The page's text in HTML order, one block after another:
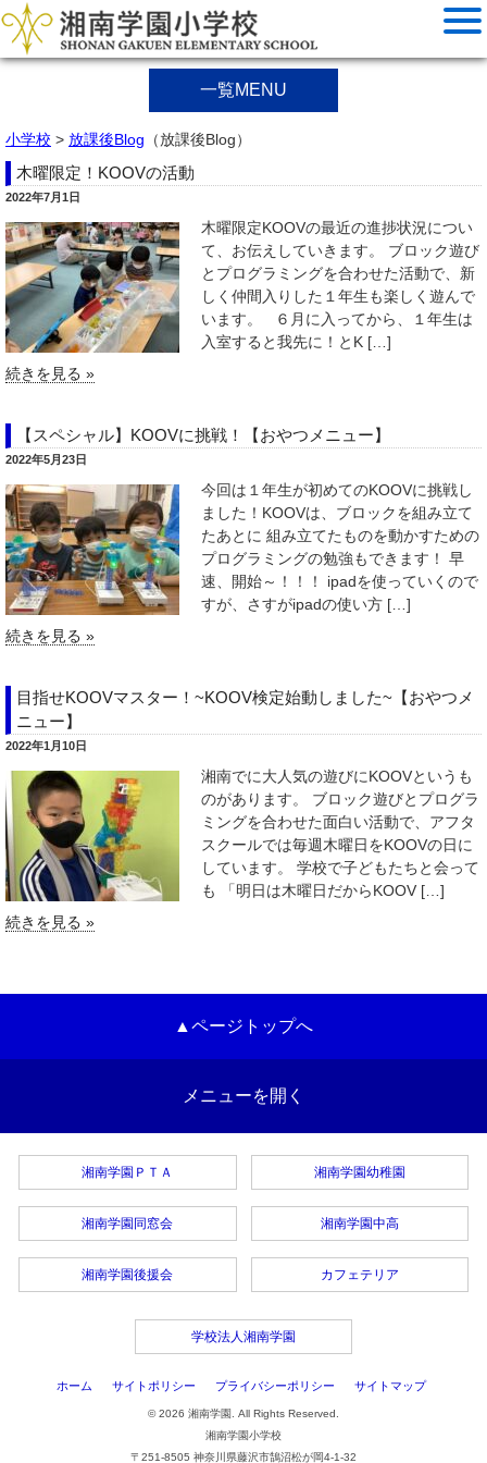
一覧MENU
小学校 > 放課後Blog （放課後Blog）
木曜限定！KOOVの活動
2022年7月1日
木曜限定KOOVの最近の進捗状況につい
て、お伝えしていきます。 ブロック遊び
とプログラミングを合わせた活動で、新
しく仲間入りした１年生も楽しく遊んで
います。 ６月に入ってから、１年生は
入室すると我先に！とK […]
続きを見る »
【スペシャル】KOOVに挑戦！【おやつメニュー】
2022年5月23日
今回は１年生が初めてのKOOVに挑戦し
ました！KOOVは、ブロックを組み立て
たあとに 組み立てたものを動かすための
プログラミングの勉強もできます！ 早
速、開始～！！！ ipadを使っていくので
すが、さすがipadの使い方 […]
続きを見る »
目指せKOOVマスター！~KOOV検定始動しました~【おやつメ
ニュー】
2022年1月10日
湘南でに大人気の遊びにKOOVというも
のがあります。 ブロック遊びとプログラ
ミングを合わせた面白い活動で、アフタ
スクールでは毎週木曜日をKOOVの日に
しています。 学校で子どもたちと会って
も 「明日は木曜日だからKOOV […]
続きを見る »
▲ページトップへ
メニューを開く
湘南学園ＰＴＡ
湘南学園同窓会
湘南学園後援会
湘南学園幼稚園
湘南学園中高
カフェテリア
学校法人湘南学園
ホーム サイトポリシー プライバシーポリシー サイトマップ
© 2026 湘南学園. All Rights Reserved.
湘南学園小学校
〒251-8505 神奈川県藤沢市鵠沼松が岡4-1-32